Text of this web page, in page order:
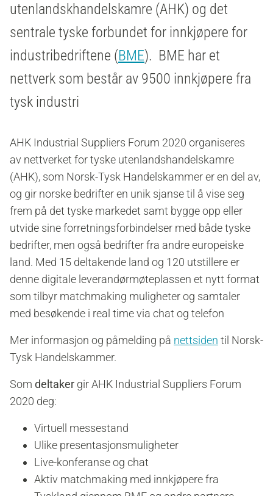
utenlandskhandelskamre (AHK) og det
sentrale tyske forbundet for innkjøpere for
industribedriftene (BME). BME har et
nettverk som består av 9500 innkjøpere fra
tysk industri
AHK Industrial Suppliers Forum 2020 organiseres
av nettverket for tyske utenlandshandelskamre
(AHK), som Norsk-Tysk Handelskammer er en del av,
og gir norske bedrifter en unik sjanse til å vise seg
frem på det tyske markedet samt bygge opp eller
utvide sine forretningsforbindelser med både tyske
bedrifter, men også bedrifter fra andre europeiske
land. Med 15 deltakende land og 120 utstillere er
denne digitale leverandørmøteplassen et nytt format
som tilbyr matchmaking muligheter og samtaler
med besøkende i real time via chat og telefon
Mer informasjon og påmelding på nettsiden til Norsk-
Tysk Handelskammer.
Som deltaker gir AHK Industrial Suppliers Forum
2020 deg:
Virtuell messestand
Ulike presentasjonsmuligheter
Live-konferanse og chat
Aktiv matchmaking med innkjøpere fra